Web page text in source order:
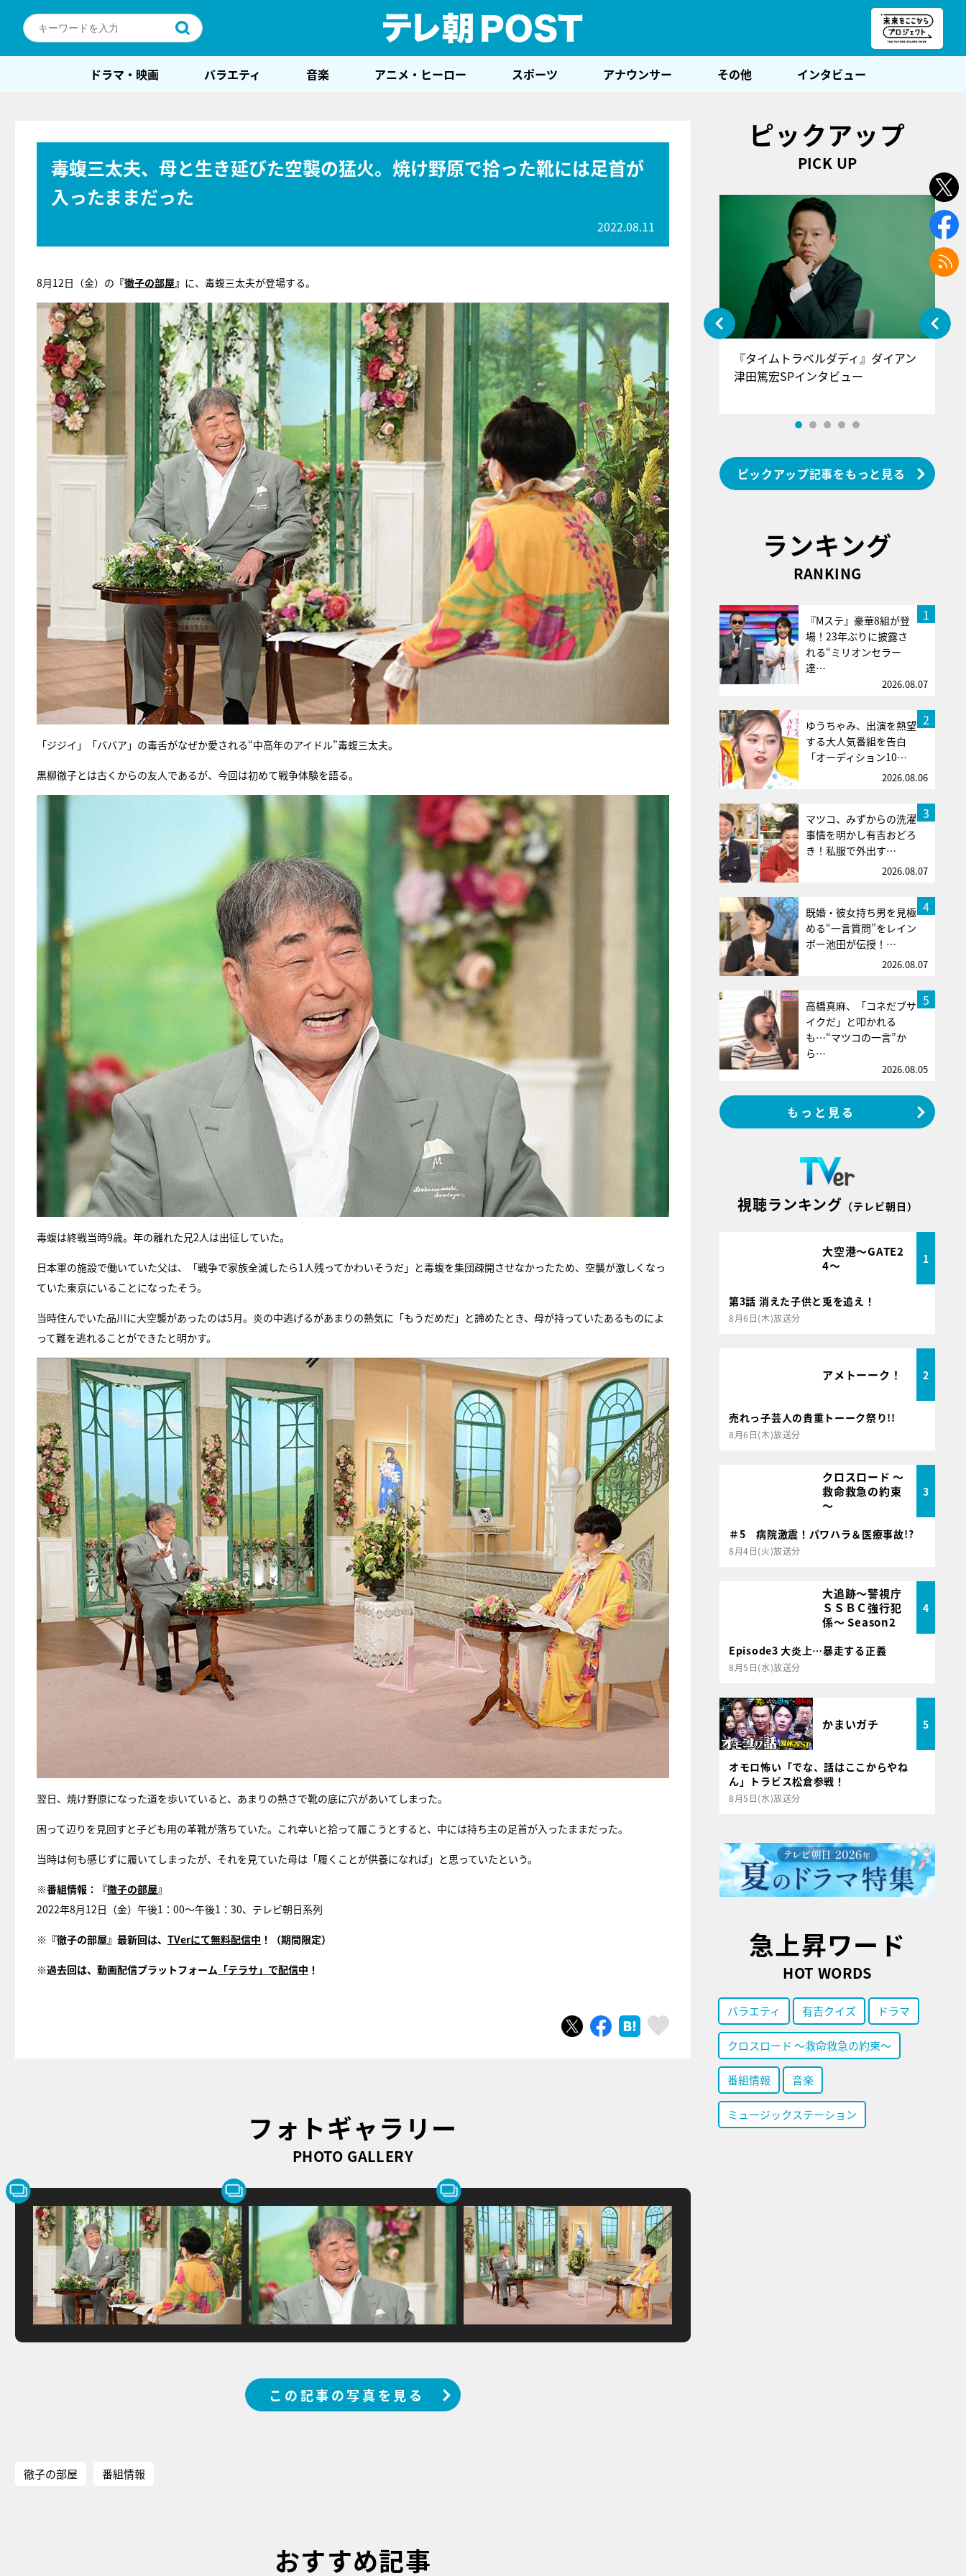
ドラマ・映画 バラエティ 音楽 アニメ・ヒーロー スポーツ アナウンサー その他 インタビュー
毒蝮三太夫、母と生き延びた空襲の猛火。焼け野原で拾った靴には足首が
入ったままだった
2022.08.11
8月12日（金）の 『徹子の部屋』 に、毒蝮三太夫が登場する。
「ジジイ」「ババア」の毒舌がなぜか愛される“中高年のアイドル”毒蝮三太夫。
黒柳徹子とは古くからの友人であるが、今回は初めて戦争体験を語る。
毒蝮は終戦当時9歳。年の離れた兄2人は出征していた。
日本軍の施設で働いていた父は、「戦争で家族全滅したら1人残ってかわいそうだ」と毒蝮を集団疎開させなかったため、空襲が激しくなっ
ていた東京にいることになったそう。
当時住んでいた品川に大空襲があったのは5月。炎の中逃げるがあまりの熱気に「もうだめだ」と諦めたとき、母が持っていたあるものによ
って難を逃れることができたと明かす。
翌日、焼け野原になった道を歩いていると、あまりの熱さで靴の底に穴があいてしまった。
困って辺りを見回すと子ども用の革靴が落ちていた。これ幸いと拾って履こうとすると、中には持ち主の足首が入ったままだった。
当時は何も感じずに履いてしまったが、それを見ていた母は「履くことが供養になれば」と思っていたという。
※番組情報：『徹子の部屋』
2022年8月12日（金）午後1：00～午後1：30、テレビ朝日系列
※『徹子の部屋』最新回は、 TVerにて無料配信中 ！（期間限定）
※過去回は、動画配信プラットフォーム 「テラサ」で配信中 ！
ツイートシェア はてブ スキボタン
フォトギャラリー
PHOTO GALLERY
この記事の写真を見る
徹子の部屋 番組情報
おすすめ記事
ピックアップ
PICK UP
『アイ＝ラブ！げーみんぐ』＝LOV
E齋藤樹愛羅＆佐々木舞香SPインタ
ビュー
『タイムトラベルダディ』ダイアン
津田篤宏SPインタビュー
ピックアップ記事をもっと見る
ランキング
RANKING
1
『Mステ』豪華8組が登
場！23年ぶりに披露さ
れる“ミリオンセラー
達…
2026.08.07
2
ゆうちゃみ、出演を熱望
する大人気番組を告白
「オーディション10…
2026.08.06
3
マツコ、みずからの洗濯
事情を明かし有吉おどろ
き！私服で外出す…
2026.08.07
4
既婚・彼女持ち男を見極
める“一言質問”をレイン
ボー池田が伝授！…
2026.08.07
5
高橋真麻、「コネだブサ
イクだ」と叩かれる
も…“マツコの一言”か
ら…
2026.08.05
もっと見る
視聴ランキング （テレビ朝日）
大空港～GATE2
4～
1
第3話 消えた子供と兎を追え！
8月6日(木)放送分
アメトーーク！ 2
売れっ子芸人の貴重トーーク祭り!!
8月6日(木)放送分
クロスロード ～
救命救急の約束
～
3
＃5 病院激震！パワハラ＆医療事故!?
8月4日(火)放送分
大追跡～警視庁
ＳＳＢＣ強行犯
係～ Season2
4
Episode3 大炎上…暴走する正義
8月5日(水)放送分
かまいガチ 5
オモロ怖い「でな、話はここからやね
ん」トラビス松倉参戦！
8月5日(水)放送分
急上昇ワード
HOT WORDS
バラエティ 有吉クイズ ドラマ
クロスロード ～救命救急の約束～
番組情報 音楽
ミュージックステーション